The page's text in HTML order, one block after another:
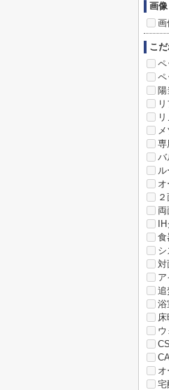
画
画
こ
ペ
ペ
専
バ
食
対
追
浴
床
ウ
CS
オ
宅